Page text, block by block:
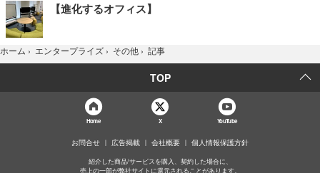
【進化するオフィス】
ホーム › エンタープライズ › その他 › 記事
TOP
Home X YouTube
お問合せ 広告掲載 会社概要 個人情報保護方針
紹介した商品/サービスを購入、契約した場合に、
売上の一部が弊社サイトに還元されることがあります。